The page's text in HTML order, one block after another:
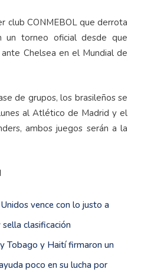
club CONMEBOL que derrota
torneo oficial desde que
Chelsea en el Mundial de
de grupos, los brasileños se
al Atlético de Madrid y el
ambos juegos serán a la
vence con lo justo a
clasificación
Tobago y Haití firmaron un
poco en su lucha por